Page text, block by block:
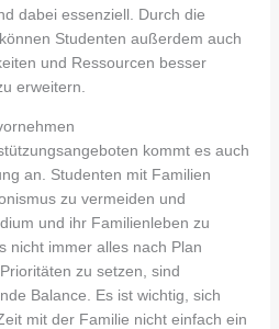
dabei essenziell. Durch die
Studenten außerdem auch
und Ressourcen besser
erweitern.
kommt es auch
an. Studenten mit Familien
zu vermeiden und
und ihr Familienleben zu
nicht immer alles nach Plan
zu setzen, sind
Balance. Es ist wichtig, sich
mit der Familie nicht einfach ein